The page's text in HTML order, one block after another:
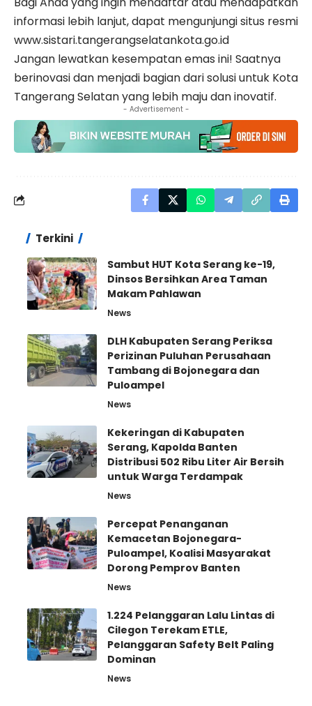
informasi lebih lanjut, dapat mengunjungi situs resmi
www.sistari.tangerangselatankota.go.id
Jangan lewatkan kesempatan emas ini! Saatnya
berinovasi dan menjadi bagian dari solusi untuk Kota
Tangerang Selatan yang lebih maju dan inovatif.
- Advertisement -
Terkini
Sambut HUT Kota Serang ke-19,
Dinsos Bersihkan Area Taman
Makam Pahlawan
News
DLH Kabupaten Serang Periksa
Perizinan Puluhan Perusahaan
Tambang di Bojonegara dan
Puloampel
News
Kekeringan di Kabupaten
Serang, Kapolda Banten
Distribusi 502 Ribu Liter Air Bersih
untuk Warga Terdampak
News
Percepat Penanganan
Kemacetan Bojonegara-
Puloampel, Koalisi Masyarakat
Dorong Pemprov Banten
News
1.224 Pelanggaran Lalu Lintas di
Cilegon Terekam ETLE,
Pelanggaran Safety Belt Paling
Dominan
News